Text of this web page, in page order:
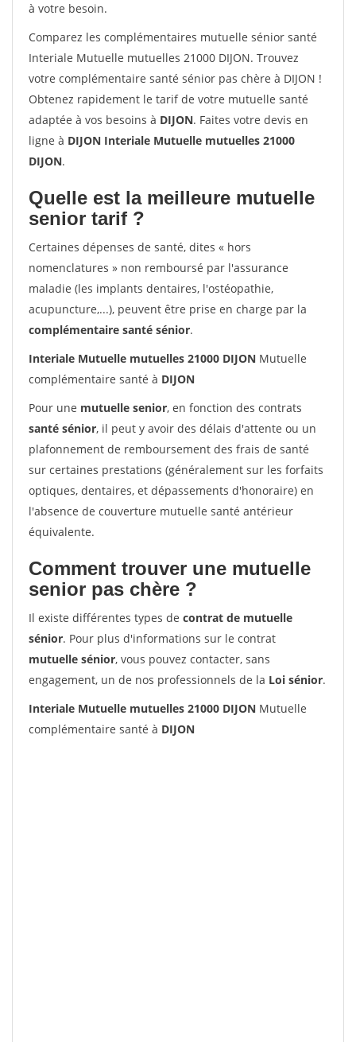
à votre besoin.
Comparez les complémentaires mutuelle sénior santé
Interiale Mutuelle mutuelles 21000 DIJON. Trouvez
votre complémentaire santé sénior pas chère à DIJON !
Obtenez rapidement le tarif de votre mutuelle santé
adaptée à vos besoins à DIJON. Faites votre devis en
ligne à DIJON Interiale Mutuelle mutuelles 21000
DIJON.
Quelle est la meilleure mutuelle
senior tarif ?
Certaines dépenses de santé, dites « hors
nomenclatures » non remboursé par l'assurance
maladie (les implants dentaires, l'ostéopathie,
acupuncture,...), peuvent être prise en charge par la
complémentaire santé sénior.
Interiale Mutuelle mutuelles 21000 DIJON Mutuelle
complémentaire santé à DIJON
Pour une mutuelle senior, en fonction des contrats
santé sénior, il peut y avoir des délais d'attente ou un
plafonnement de remboursement des frais de santé
sur certaines prestations (généralement sur les forfaits
optiques, dentaires, et dépassements d'honoraire) en
l'absence de couverture mutuelle santé antérieur
équivalente.
Comment trouver une mutuelle
senior pas chère ?
Il existe différentes types de contrat de mutuelle
sénior. Pour plus d'informations sur le contrat
mutuelle sénior, vous pouvez contacter, sans
engagement, un de nos professionnels de la Loi sénior.
Interiale Mutuelle mutuelles 21000 DIJON Mutuelle
complémentaire santé à DIJON